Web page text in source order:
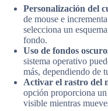
Personalización del
de mouse e
selecciona un
fondo.
Uso de fondos
sistema operativo
más, dependiendo de
Activar el rastro del
opción proporciona
visible mientras